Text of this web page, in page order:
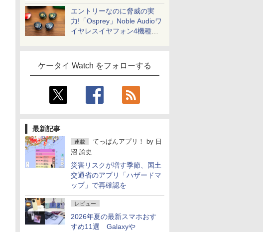
エントリーなのに脅威の実
力!「Osprey」Noble Audioワ
イヤレスイヤフォン4機種を
ケータイ Watch をフォローする
最新記事
連載 てっぱんアプリ！ by 日
沼 諭史
災害リスクが増す季節、国土
交通省のアプリ「ハザードマ
ップ」で再確認を
レビュー
2026年夏の最新スマホおす
すめ11選 Galaxyや